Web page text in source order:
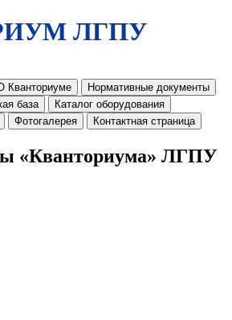
ЛГПУ
Кванториуме
Нормативные документы
база
Каталог оборудования
Фотогалерея Контактная страница
«Кванториума» ЛГПУ